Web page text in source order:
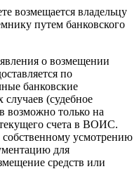
возмещается владельцу
путем банковского
о возмещении
по
банковские
(судебное
возможно только на
счета в ВОИС.
усмотрению
для
средств или